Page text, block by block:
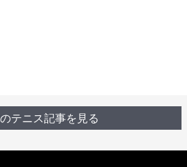
テニス記事を見る